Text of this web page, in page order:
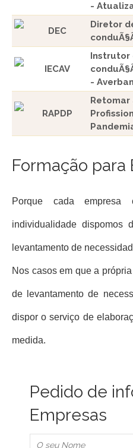
-
DEC
Diretor
IECAV
Instrutor
-
RAPDP
Retomar
Formação para
Porque cada empresa
individualidade
levantamento de
Nos casos em que a
de levantamento de
dispor o serviço de
medida.
Pedido de
Empresas